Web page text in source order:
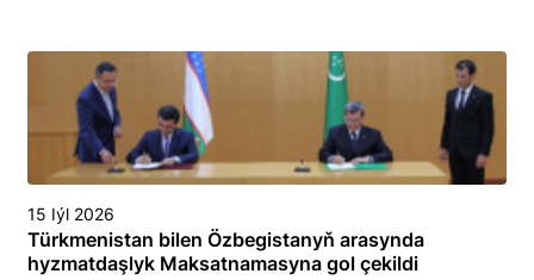
15 Iýl 2026
Türkmenistan bilen Özbegistanyň arasynda
hyzmatdaşlyk Maksatnamasyna gol çekildi